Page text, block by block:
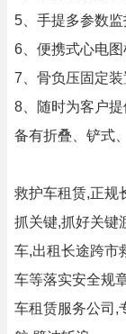
5、手提多参数监
6、便携式心电图
7、骨负压固定装
8、随时为客户
备有折叠、铲式
救护车租赁,正规
抓关键,抓好关键
车,出租长途跨市
车等落实安全规
车租赁服务公司,